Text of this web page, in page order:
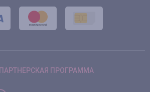
ПАРТНЕРСКАЯ ПРОГРАММА